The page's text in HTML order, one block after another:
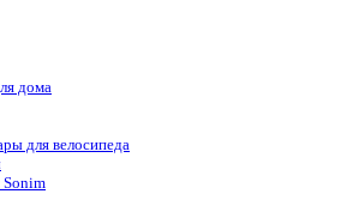
дома
для велосипеда